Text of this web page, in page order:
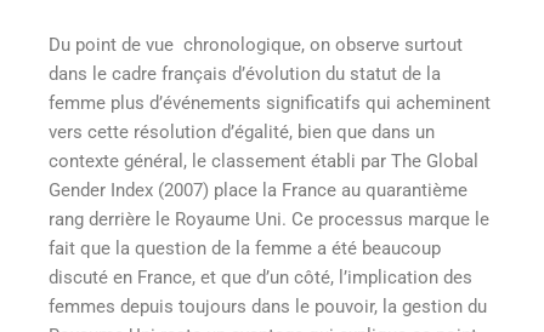
Du point de vue chronologique, on observe surtout
dans le cadre français d’évolution du statut de la
femme plus d’événements significatifs qui acheminent
vers cette résolution d’égalité, bien que dans un
contexte général, le classement établi par The Global
Gender Index (2007) place la France au quarantième
rang derrière le Royaume Uni. Ce processus marque le
fait que la question de la femme a été beaucoup
discuté en France, et que d’un côté, l’implication des
femmes depuis toujours dans le pouvoir, la gestion du